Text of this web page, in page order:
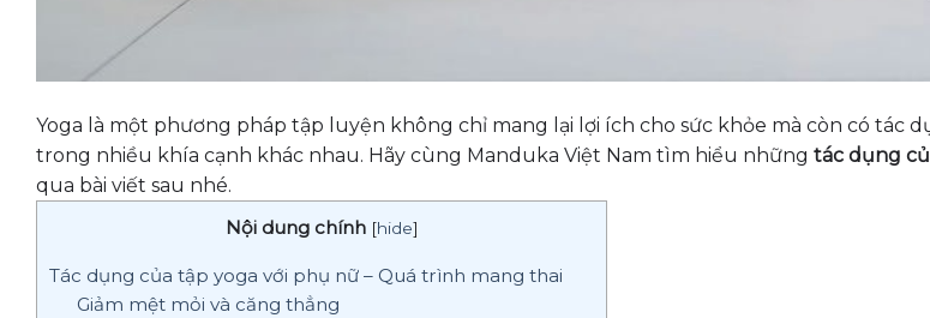
Yoga là một phương pháp tập luyện không chỉ mang lại lợi ích cho sức khỏe mà còn có tác
trong nhiều khía cạnh khác nhau. Hãy cùng Manduka Việt Nam tìm hiểu những tác dụng
qua bài viết sau nhé.
Nội dung chính [hide]
Tác dụng của tập yoga với phụ nữ – Quá trình mang thai
Giảm mệt mỏi và căng thẳng